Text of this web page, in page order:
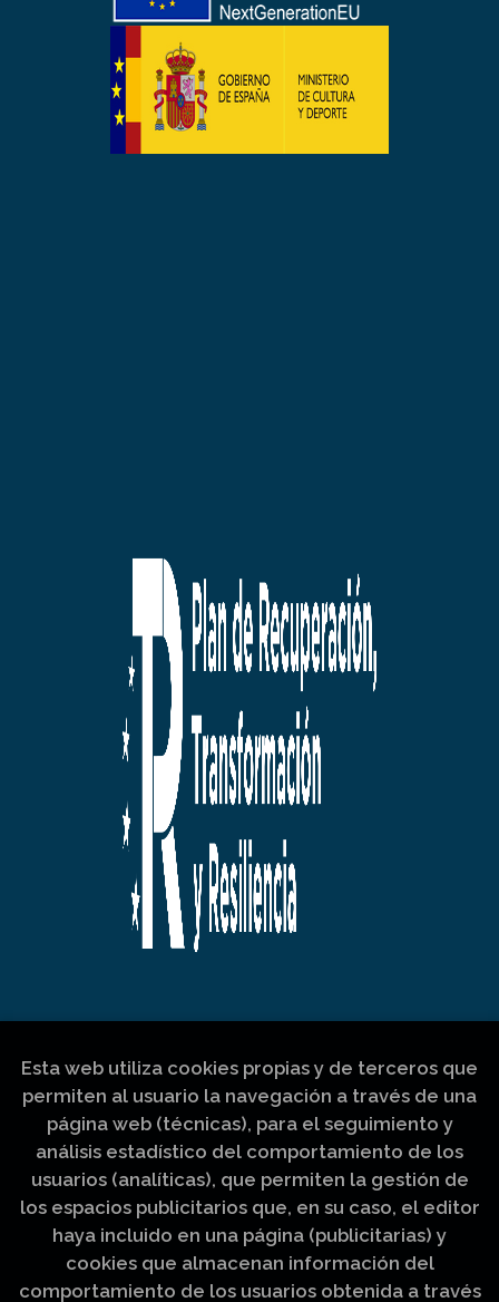
Esta web utiliza cookies propias y de terceros que
permiten al usuario la navegación a través de una
página web (técnicas), para el seguimiento y
análisis estadístico del comportamiento de los
usuarios (analíticas), que permiten la gestión de
los espacios publicitarios que, en su caso, el editor
haya incluido en una página (publicitarias) y
cookies que almacenan información del
comportamiento de los usuarios obtenida a través